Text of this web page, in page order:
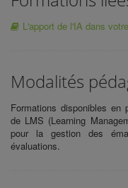
L'apport de l'IA dans
Modalités
Formations disponibles en
de LMS (Learning
pour la gestion des
évaluations.